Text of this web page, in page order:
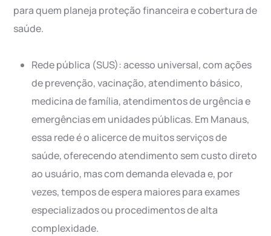
para quem planeja proteção financeira e cobertura de
saúde.
Rede pública (SUS): acesso universal, com ações
de prevenção, vacinação, atendimento básico,
medicina de família, atendimentos de urgência e
emergências em unidades públicas. Em Manaus,
essa rede é o alicerce de muitos serviços de
saúde, oferecendo atendimento sem custo direto
ao usuário, mas com demanda elevada e, por
vezes, tempos de espera maiores para exames
especializados ou procedimentos de alta
complexidade.